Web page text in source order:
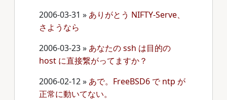
2006-03-31 » ありがとう NIFTY-Serve、
さようなら
2006-03-23» あなたの ssh は目的の
host に直接繋がってますか？
2006-02-12» あで。FreeBSD6 で ntp が
正常に動いてない。